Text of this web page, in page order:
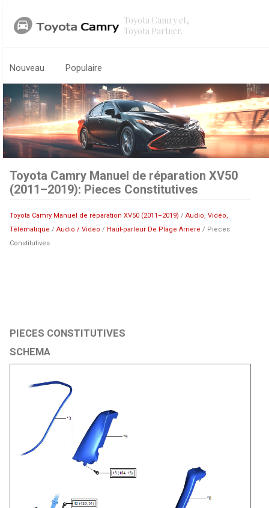
Toyota Camry et,
Toyota Partner.
Nouveau Populaire
Toyota Camry Manuel de réparation XV50
(2011–2019): Pieces Constitutives
Toyota Camry Manuel de réparation XV50 (2011–2019) /Audio, Vidéo,
Télématique /Audio / Video / Haut-parleur De Plage Arriere / Pieces
Constitutives
PIECES CONSTITUTIVES
SCHEMA